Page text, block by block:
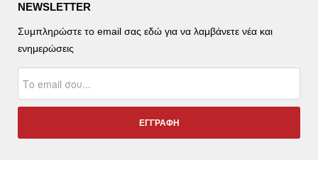
NEWSLETTER
Συμπληρώστε το email σας εδώ για να λαμβάνετε νέα και
ενημερώσεις